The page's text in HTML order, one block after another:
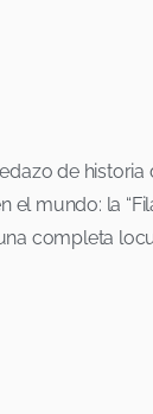
de
mundo: la
completa